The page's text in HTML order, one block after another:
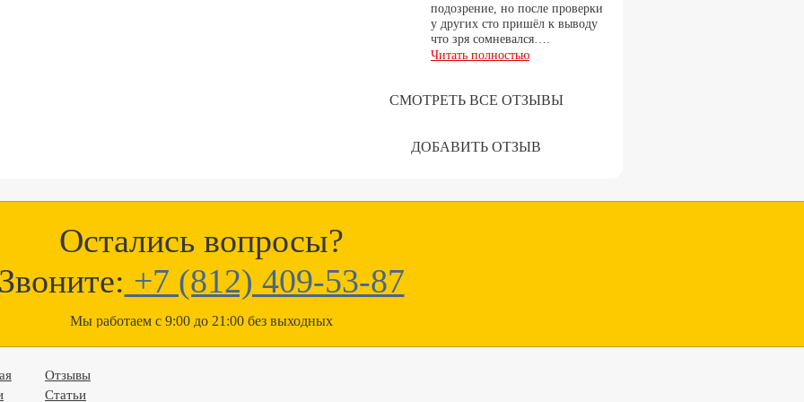
подозрение, но после проверки
у других сто пришёл к выводу
что зря сомневался….
Читать полностью
СМОТРЕТЬ ВСЕ ОТЗЫВЫ
ДОБАВИТЬ ОТЗЫВ
Остались вопросы?
Звоните: +7 (812) 409-53-87
Мы работаем с 9:00 до 21:00 без выходных
Отзывы
Статьи